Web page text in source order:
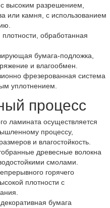
высоким разрешением,
или камня, с использованием
обработанная
бумага-подложка,
и влагообмен.
фрезерованная система
уплотнением.
процесс
ламината осуществляется
процессу,
и влагостойкость.
древесные волокна
смолами.
горячего
плотности с
бумага